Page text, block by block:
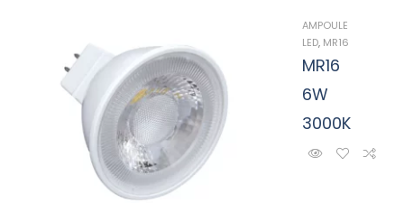
AMPOULE
LED, MR16
MR16
6W
3000K